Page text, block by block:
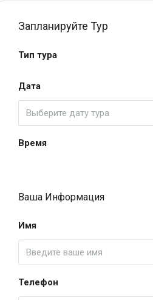
Запланируйте Тур
Тип тура
Дата
Время
Ваша Информация
Имя
Телефон